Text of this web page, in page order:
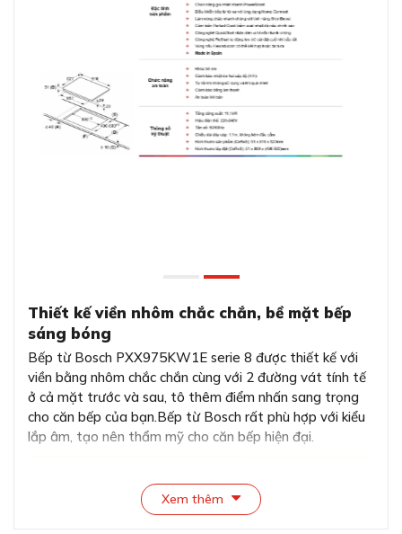
Thiết kế viền nhôm chắc chắn, bề mặt bếp
sáng bóng
Bếp từ Bosch PXX975KW1E serie 8 được thiết kế với
viền bằng nhôm chắc chắn cùng với 2 đường vát tính tế
ở cả mặt trước và sau, tô thêm điểm nhấn sang trọng
cho căn bếp của bạn.Bếp từ Bosch rất phù hợp với kiểu
lắp âm, tạo nên thẩm mỹ cho căn bếp hiện đại.
Xem thêm